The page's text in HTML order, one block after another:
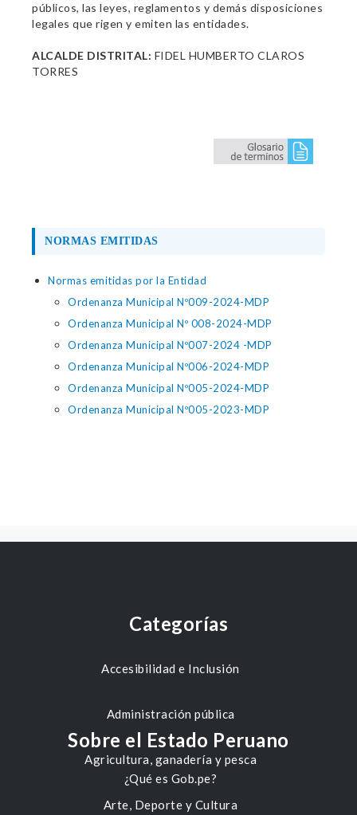
públicos, las leyes, reglamentos y demás disposiciones
legales que rigen y emiten las entidades.
ALCALDE DISTRITAL: FIDEL HUMBERTO CLAROS
TORRES
NORMAS EMITIDAS
Normas emitidas por la Entidad
Ordenanza Municipal Nº009-2024-MDP
Ordenanza Municipal Nº 008-2024-MDP
Ordenanza Municipal Nº007-2024 -MDP
Ordenanza Municipal Nº006-2024-MDP
Ordenanza Municipal Nº005-2024-MDP
Ordenanza Municipal Nº005-2023-MDP
Categorías
Accesibilidad e Inclusión
Administración pública
Agricultura, ganadería y pesca
Arte, Deporte y Cultura
Sobre el Estado Peruano
¿Qué es Gob.pe?